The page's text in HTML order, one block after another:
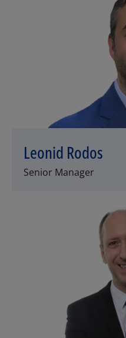
Leonid Rodos
Senior Manager